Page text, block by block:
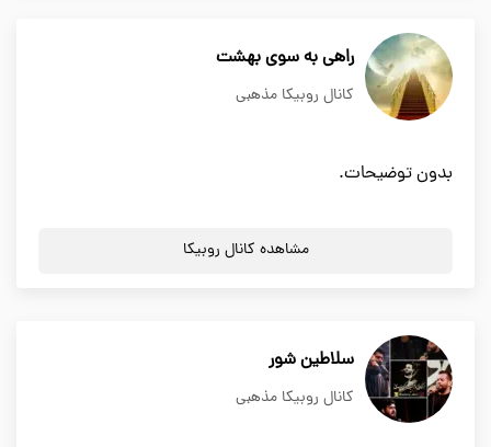
راهی به سوی بهشت
کانال روبیکا مذهبی
بدون توضیحات.
مشاهده کانال روبیکا
سلاطین شور
کانال روبیکا مذهبی